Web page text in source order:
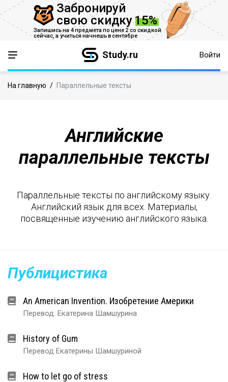
Забронируй
свою скидку 15%
Запишись на 4 предмета по цене 2 со скидкой
сейчас, а учиться начнешь в сентябре
Study.ru Войти
На главную / Параллельные тексты
Английские
параллельные тексты
Параллельные тексты по английскому языку.
Английский язык для всех. Материалы,
посвященные изучению английского языка.
Публицистика
An American Invention. Изобретение Америки
Перевод: Екатерина Шамшурина
History of Gum
Перевод Екатерины Шамшуриной
How to let go of stress